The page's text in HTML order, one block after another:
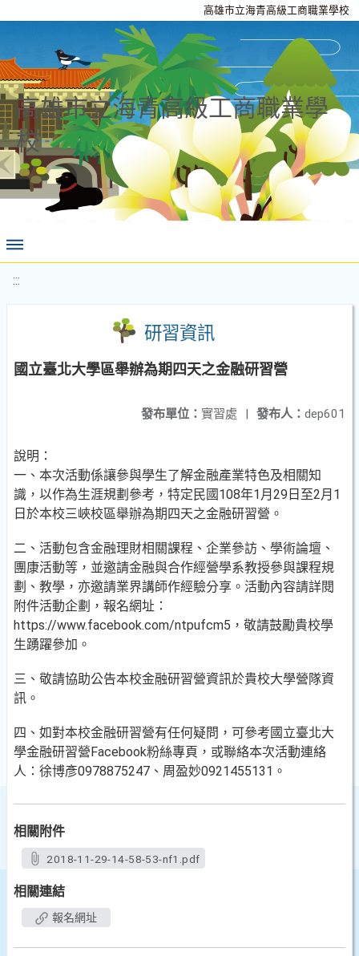
高雄市立海青高級工商職業學校
高雄市立海青高級工商職業學
校
:::
研習資訊
國立臺北大學區舉辦為期四天之金融研習營
發布人： dep601
發布單位： 實習處 |
說明：
一、本次活動係讓參與學生了解金融產業特色及相關知
識，以作為生涯規劃參考，特定民國108年1月29日至2月1
日於本校三峽校區舉辦為期四天之金融研習營。
二、活動包含金融理財相關課程、企業參訪、學術論壇、
團康活動等，並邀請金融與合作經營學系教授參與課程規
劃、教學，亦邀請業界講師作經驗分享。活動內容請詳閱
附件活動企劃，報名網址：
https://www.facebook.com/ntpufcm5，敬請鼓勵貴校學
生踴躍參加。
三、敬請協助公告本校金融研習營資訊於貴校大學營隊資
訊。
四、如對本校金融研習營有任何疑問，可參考國立臺北大
學金融研習營Facebook粉絲專頁，或聯絡本次活動連絡
人：徐博彥0978875247、周盈妙0921455131。
相關附件
2018-11-29-14-58-53-nf1.pdf
相關連結
報名網址